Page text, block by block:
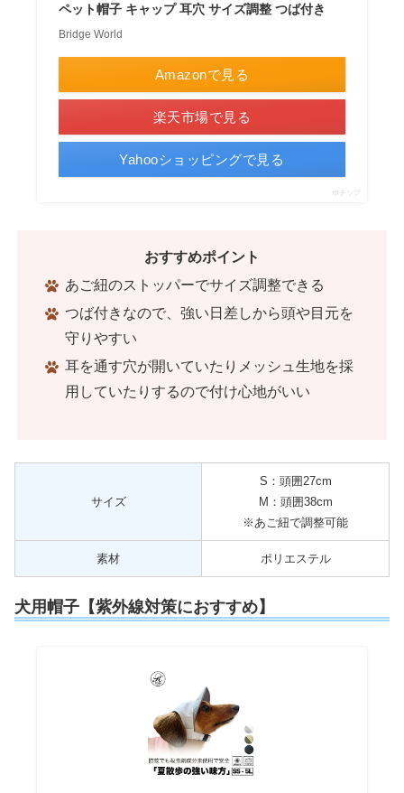
ペット帽子 キャップ 耳穴 サイズ調整 つば付き
Bridge World
Amazonで見る
楽天市場で見る
Yahooショッピングで見る
ポチップ
おすすめポイント
あご紐のストッパーでサイズ調整できる
つば付きなので、強い日差しから頭や目元を
守りやすい
耳を通す穴が開いていたりメッシュ生地を採
用していたりするので付け心地がいい
サイズ
S：頭囲27cm
M：頭囲38cm
※あご紐で調整可能
素材 ポリエステル
犬用帽子【紫外線対策におすすめ】